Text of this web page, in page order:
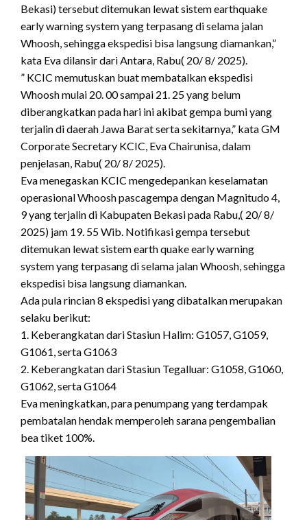
Bekasi) tersebut ditemukan lewat sistem earthquake
early warning system yang terpasang di selama jalan
Whoosh, sehingga ekspedisi bisa langsung diamankan,”
kata Eva dilansir dari Antara, Rabu( 20/ 8/ 2025).
” KCIC memutuskan buat membatalkan ekspedisi
Whoosh mulai 20. 00 sampai 21. 25 yang belum
diberangkatkan pada hari ini akibat gempa bumi yang
terjalin di daerah Jawa Barat serta sekitarnya,” kata GM
Corporate Secretary KCIC, Eva Chairunisa, dalam
penjelasan, Rabu( 20/ 8/ 2025).
Eva menegaskan KCIC mengedepankan keselamatan
operasional Whoosh pascagempa dengan Magnitudo 4,
9 yang terjalin di Kabupaten Bekasi pada Rabu,( 20/ 8/
2025) jam 19. 55 Wib. Notifikasi gempa tersebut
ditemukan lewat sistem earth quake early warning
system yang terpasang di selama jalan Whoosh, sehingga
ekspedisi bisa langsung diamankan.
Ada pula rincian 8 ekspedisi yang dibatalkan merupakan
selaku berikut:
1. Keberangkatan dari Stasiun Halim: G1057, G1059,
G1061, serta G1063
2. Keberangkatan dari Stasiun Tegalluar: G1058, G1060,
G1062, serta G1064
Eva meningkatkan, para penumpang yang terdampak
pembatalan hendak memperoleh sarana pengembalian
bea tiket 100%.